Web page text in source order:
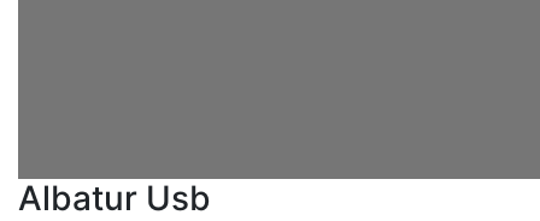
Albatur Usb